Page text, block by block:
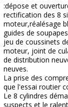
:dépose et
rectification des 8
moteur,réalésage
guides de
jeu de coussinets
moteur, joint de
de distribution
neuves.
La prise des
que l'essai routier
Le 8 cylindres
suspects et le